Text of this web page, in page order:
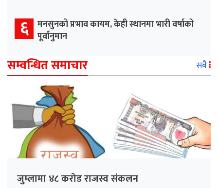
६ मनसुनको प्रभाव कायम, केही स्थानमा भारी वर्षाको
पूर्वानुमान
सम्वन्धित समाचार सबै
जुम्लामा ४८ करोड राजस्व संकलन